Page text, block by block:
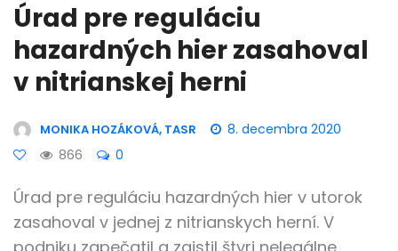
Úrad pre reguláciu
hazardných hier zasahoval
v nitrianskej herni
MONIKA HOZÁKOVÁ, TASR
8. decembra 2020
866
0
Úrad pre reguláciu hazardných hier v utorok
zasahoval v jednej z nitrianskych herní. V